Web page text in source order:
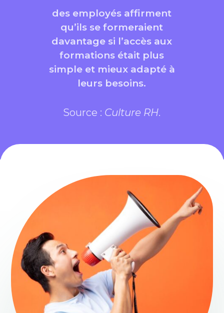
des employés affirment
qu’ils se formeraient
davantage si l’accès aux
formations était plus
simple et mieux adapté à
leurs besoins.
Source : Culture RH.